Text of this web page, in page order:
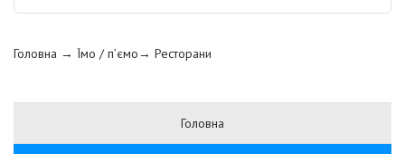
Головна → Їмо / п’ємо→ Ресторани
Головна